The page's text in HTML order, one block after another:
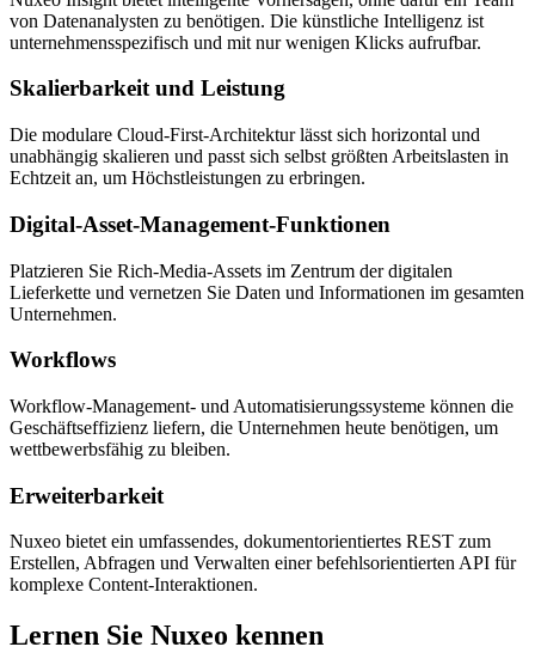
von Datenanalysten zu benötigen. Die künstliche Intelligenz ist
unternehmensspezifisch und mit nur wenigen Klicks aufrufbar.
Skalierbarkeit und Leistung
Die modulare Cloud-First-Architektur lässt sich horizontal und
unabhängig skalieren und passt sich selbst größten Arbeitslasten in
Echtzeit an, um Höchstleistungen zu erbringen.
Digital-Asset-Management-Funktionen
Platzieren Sie Rich-Media-Assets im Zentrum der digitalen
Lieferkette und vernetzen Sie Daten und Informationen im gesamten
Unternehmen.
Workflows
Workflow-Management- und Automatisierungssysteme können die
Geschäftseffizienz liefern, die Unternehmen heute benötigen, um
wettbewerbsfähig zu bleiben.
Erweiterbarkeit
Nuxeo bietet ein umfassendes, dokumentorientiertes REST zum
Erstellen, Abfragen und Verwalten einer befehlsorientierten API für
komplexe Content-Interaktionen.
Lernen Sie Nuxeo kennen